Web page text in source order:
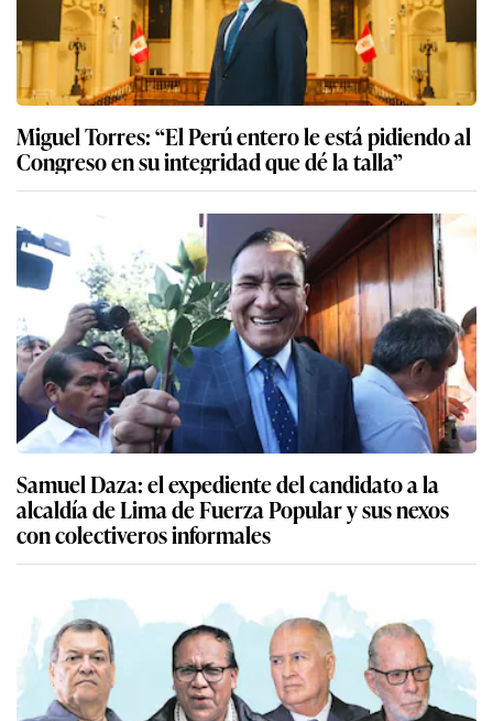
Miguel Torres: “El Perú entero le está pidiendo al
Congreso en su integridad que dé la talla”
Samuel Daza: el expediente del candidato a la
alcaldía de Lima de Fuerza Popular y sus nexos
con colectiveros informales